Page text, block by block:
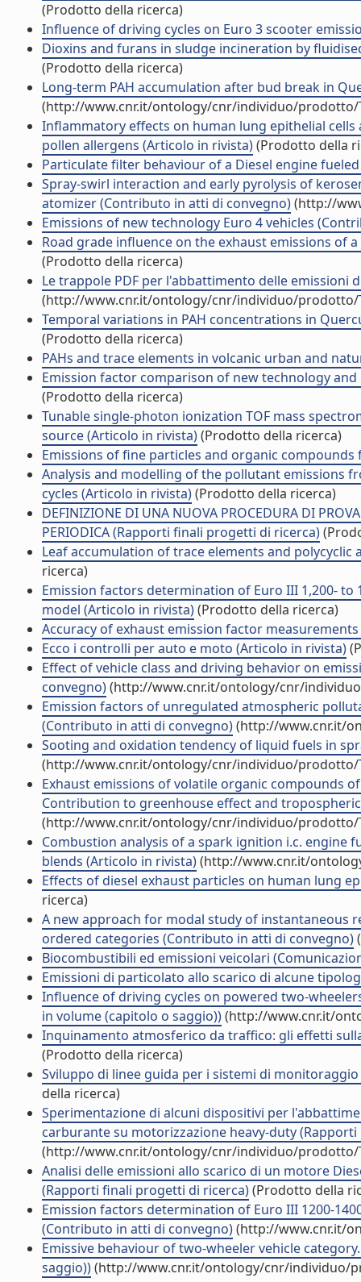
(Prodotto della ricerca)
Influence of driving cycles on Euro 3 scooter
Dioxins and furans in sludge incineration by
(Prodotto della ricerca)
Long-term PAH accumulation after bud break in
(http://www.cnr.it/ontology/cnr/individuo/prodotto/
Inflammatory effects on human lung epithelial
pollen allergens (Articolo in rivista)(Prodotto della
Particulate filter behaviour of a Diesel engine
Spray-swirl interaction and early pyrolysis of
atomizer (Contributo in atti di convegno)(http://
Emissions of new technology Euro 4 vehicles
Road grade influence on the exhaust emissions of
(Prodotto della ricerca)
Le trappole PDF per l'abbattimento delle
(http://www.cnr.it/ontology/cnr/individuo/prodotto/
Temporal variations in PAH concentrations in
(Prodotto della ricerca)
PAHs and trace elements in volcanic urban and
Emission factor comparison of new technology
(Prodotto della ricerca)
Tunable single-photon ionization TOF mass
source (Articolo in rivista)(Prodotto della ricerca)
Emissions of fine particles and organic
Analysis and modelling of the pollutant emissions
cycles (Articolo in rivista)(Prodotto della ricerca)
DEFINIZIONE DI UNA NUOVA PROCEDURA DI
PERIODICA (Rapporti finali progetti di ricerca)
Leaf accumulation of trace elements and
ricerca)
Emission factors determination of Euro III 1,200-
model (Articolo in rivista)(Prodotto della ricerca)
Accuracy of exhaust emission factor
Ecco i controlli per auto e moto (Articolo in rivista)
Effect of vehicle class and driving behavior on
convegno)(http://www.cnr.it/ontology/cnr/
Emission factors of unregulated atmospheric
(Contributo in atti di convegno)(http://www.cnr.it/
Sooting and oxidation tendency of liquid fuels in
(http://www.cnr.it/ontology/cnr/individuo/prodotto/
Exhaust emissions of volatile organic compounds
Contribution to greenhouse effect and
(http://www.cnr.it/ontology/cnr/individuo/prodotto/
Combustion analysis of a spark ignition i.c. engine
blends (Articolo in rivista)(http://www.cnr.it/
Effects of diesel exhaust particles on human lung
ricerca)
A new approach for modal study of instantaneous
ordered categories (Contributo in atti di convegno)
Biocombustibili ed emissioni veicolari
Emissioni di particolato allo scarico di alcune
Influence of driving cycles on powered two-
in volume (capitolo o saggio))(http://www.cnr.it/
Inquinamento atmosferico da traffico: gli effetti
(Prodotto della ricerca)
Sviluppo di linee guida per i sistemi di
della ricerca)
Sperimentazione di alcuni dispositivi per
carburante su motorizzazione heavy-duty
(http://www.cnr.it/ontology/cnr/individuo/prodotto/
Analisi delle emissioni allo scarico di un motore
(Rapporti finali progetti di ricerca)(Prodotto della
Emission factors determination of Euro III 1200-
(Contributo in atti di convegno)(http://www.cnr.it/
Emissive behaviour of two-wheeler vehicle
saggio))(http://www.cnr.it/ontology/cnr/individuo/